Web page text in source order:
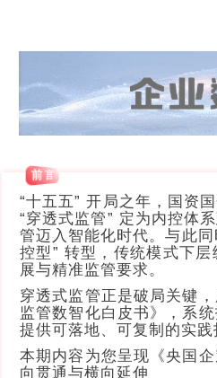
前 言
“十五五” 开局之年，国资
“穿透式监管” 定为内控体
管迈入智能化时代。与此
控型” 转型，传统模式下
展与精准监管要求。
穿透式监管正是破局关键
监管数智化白皮书》，系
提供可落地、可复制的实践
本期内容为您呈现《央国
向贯通与横向延伸